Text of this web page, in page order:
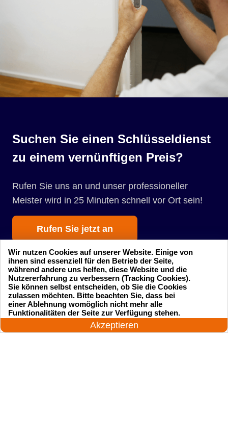
Suchen Sie einen Schlüsseldienst
zu einem vernünftigen Preis?
Rufen Sie uns an und unser professioneller
Meister wird in 25 Minuten schnell vor Ort sein!
Rufen Sie jetzt an
Startseite Einsatzgebiete
Preise
24 Stunden am Tag
Akzeptieren
Wir nutzen Cookies auf unserer Website. Einige von
ihnen sind essenziell für den Betrieb der Seite,
während andere uns helfen, diese Website und die
Nutzererfahrung zu verbessern (Tracking Cookies).
Sie können selbst entscheiden, ob Sie die Cookies
zulassen möchten. Bitte beachten Sie, dass bei
einer Ablehnung womöglich nicht mehr alle
Funktionalitäten der Seite zur Verfügung stehen.